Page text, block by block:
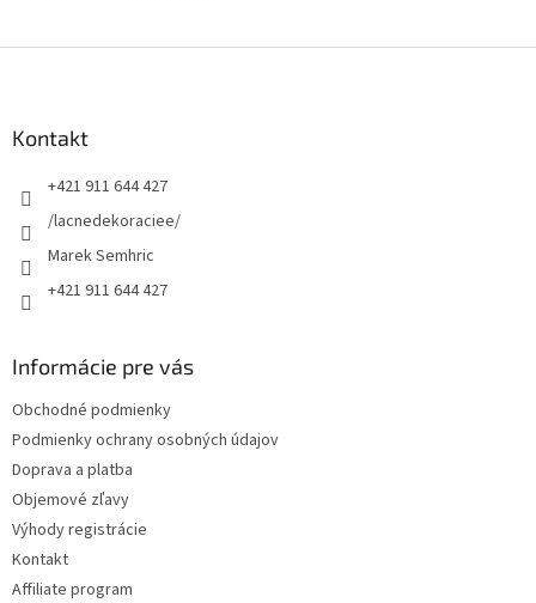
Kontakt
+421 911 644 427
/lacnedekoraciee/
Marek Semhric
+421 911 644 427
Informácie pre vás
Obchodné podmienky
Podmienky ochrany osobných údajov
Doprava a platba
Objemové zľavy
Výhody registrácie
Kontakt
Affiliate program